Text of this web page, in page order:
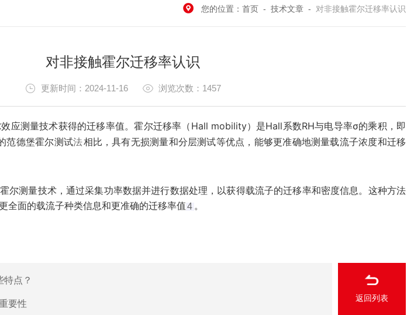
您的位置： 首页 - 技术文章 - 对非接触霍尔迁移率认识
对非接触霍尔迁移率认识
更新时间：2024-11-16 浏览次数：1457
应测量技术获得的迁移率值。霍尔迁移率（Hall mobility）是Hall系数RH与电导率σ的乘积，即
范德堡霍尔测试法相比，具有无损测量和分层测试等优点，能够更准确地测量载流子浓度和迁移
尔测量技术，通过采集功率数据并进行数据处理，以获得载流子的迁移率和密度信息。这种方法
全面的载流子种类信息和更准确的迁移率值‌4 。
特点？
要性
返回列表